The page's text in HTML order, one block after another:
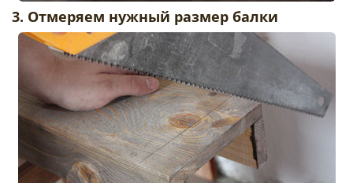
3. Отмеряем нужный размер балки